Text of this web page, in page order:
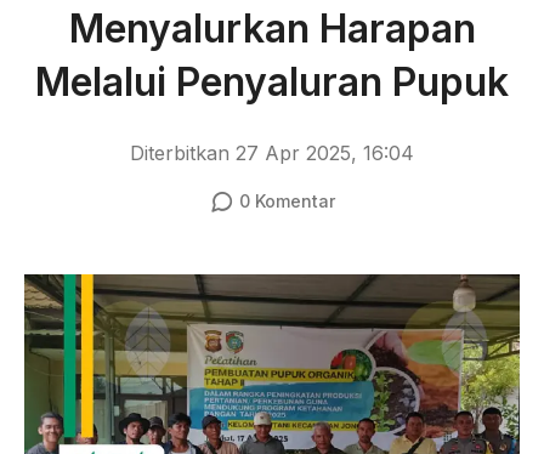
Menyalurkan Harapan
Melalui Penyaluran Pupuk
Diterbitkan 27 Apr 2025, 16:04
0Komentar